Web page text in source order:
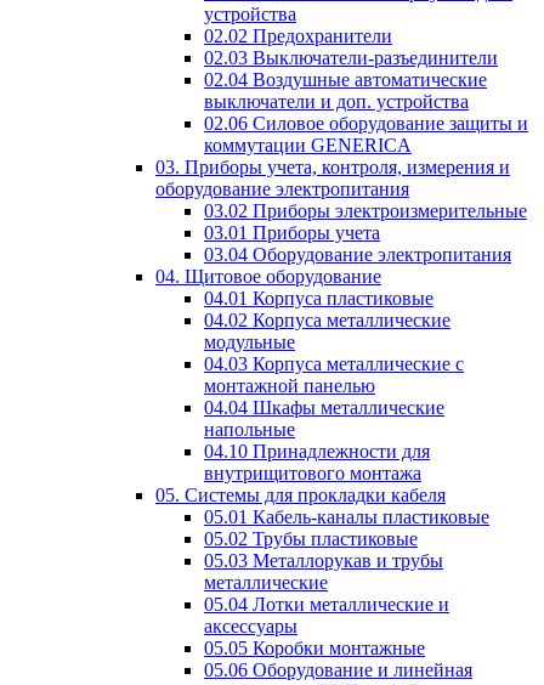
устройства
02.02 Предохранители
02.03 Выключатели-разъединители
02.04 Воздушные автоматические
выключатели и доп. устройства
02.06 Силовое оборудование защиты и
коммутации GENERICA
03. Приборы учета, контроля, измерения и
оборудование электропитания
03.02 Приборы электроизмерительные
03.01 Приборы учета
03.04 Оборудование электропитания
04. Щитовое оборудование
04.01 Корпуса пластиковые
04.02 Корпуса металлические
модульные
04.03 Корпуса металлические с
монтажной панелью
04.04 Шкафы металлические
напольные
04.10 Принадлежности для
внутрищитового монтажа
05. Системы для прокладки кабеля
05.01 Кабель-каналы пластиковые
05.02 Трубы пластиковые
05.03 Металлорукав и трубы
металлические
05.04 Лотки металлические и
аксессуары
05.05 Коробки монтажные
05.06 Оборудование и линейная